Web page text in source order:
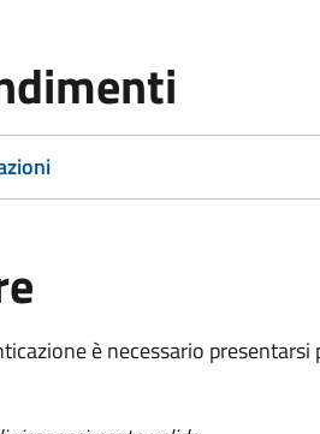
è necessario